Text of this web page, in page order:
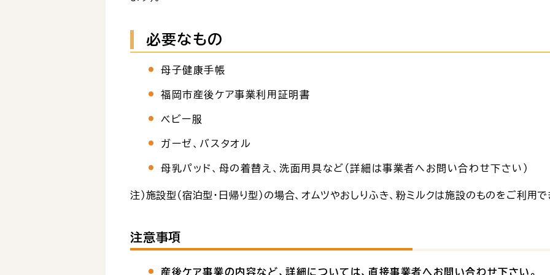
必要なもの
母子健康手帳
福岡市産後ケア事業利用証明書
ベビー服
ガーゼ、バスタオル
母乳パッド、母の着替え、洗面用具など（詳細は事業者へお問い合わせ下さい）
注）施設型（宿泊型・日帰り型）の場合、オムツやおしりふき、粉ミルクは施設のものをご利用で
注意事項
産後ケア事業の内容など、詳細については、直接事業者へお問い合わせ下さい。